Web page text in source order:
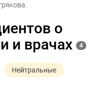
о
и врачах
4
Нейтральные